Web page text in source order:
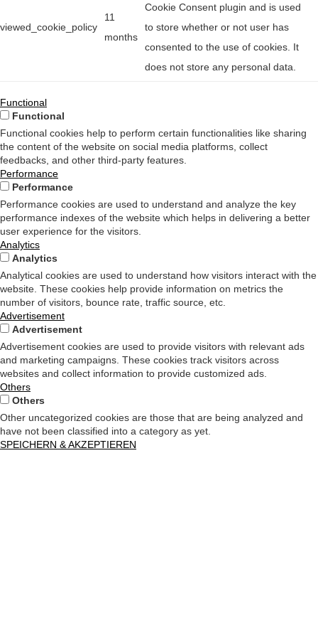
viewed_cookie_policy
11
months
Cookie Consent plugin and is used
to store whether or not user has
consented to the use of cookies. It
does not store any personal data.
Functional
Functional
Functional cookies help to perform certain functionalities like sharing
the content of the website on social media platforms, collect
feedbacks, and other third-party features.
Performance
Performance
Performance cookies are used to understand and analyze the key
performance indexes of the website which helps in delivering a better
user experience for the visitors.
Analytics
Analytics
Analytical cookies are used to understand how visitors interact with the
website. These cookies help provide information on metrics the
number of visitors, bounce rate, traffic source, etc.
Advertisement
Advertisement
Advertisement cookies are used to provide visitors with relevant ads
and marketing campaigns. These cookies track visitors across
websites and collect information to provide customized ads.
Others
Others
Other uncategorized cookies are those that are being analyzed and
have not been classified into a category as yet.
SPEICHERN & AKZEPTIEREN